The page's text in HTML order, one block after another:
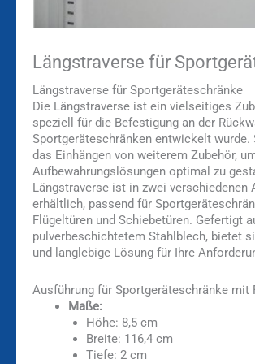
Längstraverse für
Längstraverse für Sportgeräteschränke
Die Längstraverse ist ein vielseitiges
speziell für die Befestigung an der
Sportgeräteschränken entwickelt
das Einhängen von weiterem Zubehör,
Aufbewahrungslösungen optimal zu
Längstraverse ist in zwei verschiedenen
erhältlich, passend für
Flügeltüren und Schiebetüren. Gefertigt
pulverbeschichtetem Stahlblech, bietet
und langlebige Lösung für Ihre
Ausführung für Sportgeräteschränke mit
Maße:
Höhe: 8,5 cm
Breite: 116,4 cm
Tiefe: 2 cm